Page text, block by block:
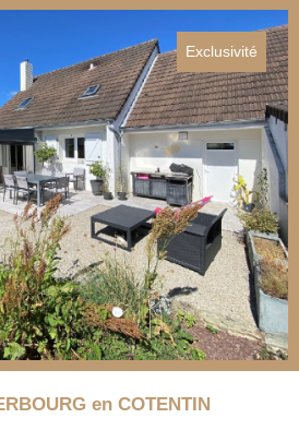
Exclusivité
en COTENTIN